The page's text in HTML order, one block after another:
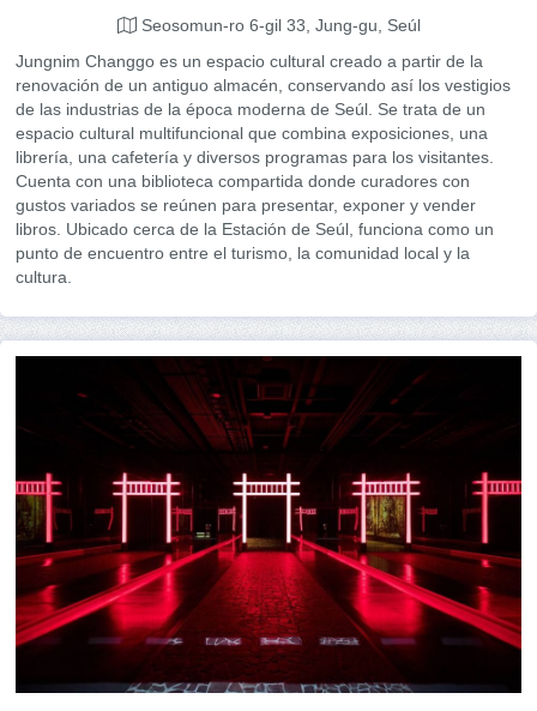
Seosomun-ro 6-gil 33, Jung-gu, Seúl
Jungnim Changgo es un espacio cultural creado a partir de la
renovación de un antiguo almacén, conservando así los vestigios
de las industrias de la época moderna de Seúl. Se trata de un
espacio cultural multifuncional que combina exposiciones, una
librería, una cafetería y diversos programas para los visitantes.
Cuenta con una biblioteca compartida donde curadores con
gustos variados se reúnen para presentar, exponer y vender
libros. Ubicado cerca de la Estación de Seúl, funciona como un
punto de encuentro entre el turismo, la comunidad local y la
cultura.